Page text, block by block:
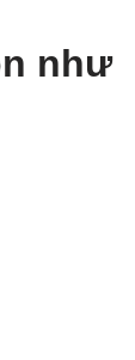
như